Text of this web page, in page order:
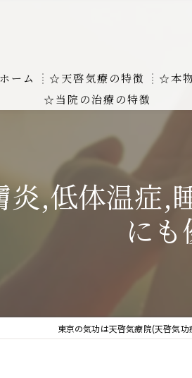
ーム ☆天啓気療の特徴
お客様の質問に対する回答
天啓気療に関する書籍
本物の気功師にも優るサイ能
気功治療や療法と天啓気療の
☆本
クン
☆当院の治療の特徴
線維筋痛症が天啓気療により奇跡的な寛解
病の疾患
難病治療に革命チャクラ覚醒サイ能力
臓の疾患
炎,低体温症,
に
東京の気功は天啓気療院(天啓気功